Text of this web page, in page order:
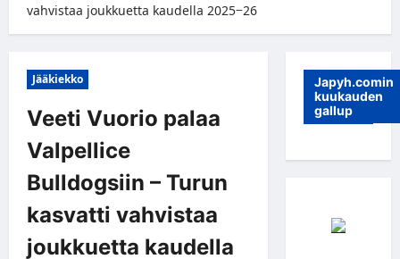
vahvistaa joukkuetta kaudella 2025−26
Jääkiekko
Veeti Vuorio palaa
Valpellice
Bulldogsiin – Turun
kasvatti vahvistaa
joukkuetta kaudella
Japyh.comin
kuukauden
gallup